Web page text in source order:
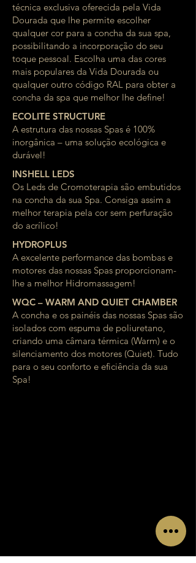
técnica exclusiva oferecida pela Vida
Dourada que lhe permite escolher
qualquer cor para a concha da sua spa,
possibilitando a incorporação do seu
toque pessoal. Escolha uma das cores
mais populares da Vida Dourada ou
qualquer outro código RAL para obter a
concha da spa que melhor lhe define!
ECOLITE STRUCTURE
A estrutura das nossas Spas é 100%
inorgânica – uma solução ecológica e
durável!
INSHELL LEDS
Os Leds de Cromoterapia são embutidos
na concha da sua Spa. Consiga assim a
melhor terapia pela cor sem perfuração
do acrílico!
HYDROPLUS
A excelente performance das bombas e
motores das nossas Spas proporcionam-
lhe a melhor Hidromassagem!
WQC – WARM AND QUIET CHAMBER
A concha e os painéis das nossas Spas são
isolados com espuma de poliuretano,
criando uma câmara térmica (Warm) e o
silenciamento dos motores (Quiet). Tudo
para o seu conforto e eficiência da sua
Spa!